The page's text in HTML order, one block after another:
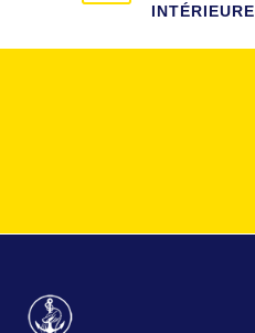
INTÉRIEURE